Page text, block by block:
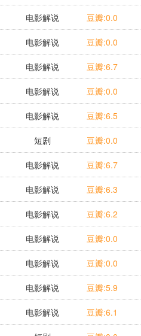
电影解说 豆瓣:0.0
电影解说 豆瓣:0.0
电影解说 豆瓣:6.7
电影解说 豆瓣:0.0
电影解说 豆瓣:6.5
短剧 豆瓣:0.0
电影解说 豆瓣:6.7
电影解说 豆瓣:6.3
电影解说 豆瓣:6.2
电影解说 豆瓣:0.0
电影解说 豆瓣:0.0
电影解说 豆瓣:5.9
电影解说 豆瓣:6.1